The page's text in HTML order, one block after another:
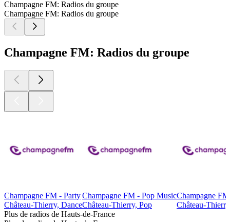
Champagne FM: Radios du groupe
Champagne FM: Radios du groupe
Champagne FM: Radios du groupe
Champagne FM - Party
Château-Thierry, Dance
Champagne FM - Pop Music
Château-Thierry, Pop
Champagne
Château-
Plus de radios de Hauts-de-France